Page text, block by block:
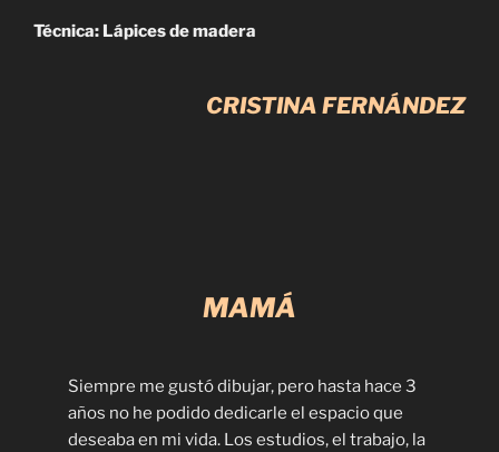
Técnica: Lápices de madera
CRISTINA FERNÁNDEZ
MAMÁ
Siempre me gustó dibujar, pero hasta hace 3
años no he podido dedicarle el espacio que
deseaba en mi vida. Los estudios, el trabajo, la